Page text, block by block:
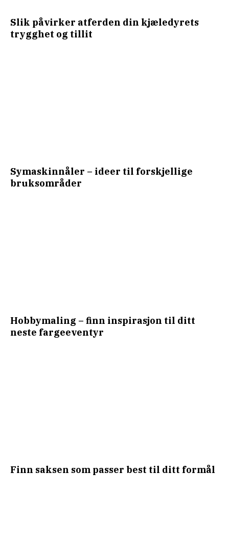
Slik påvirker atferden din kjæledyrets
trygghet og tillit
Symaskinnåler – ideer til forskjellige
bruksområder
Hobbymaling – finn inspirasjon til ditt
neste fargeeventyr
Finn saksen som passer best til ditt formål